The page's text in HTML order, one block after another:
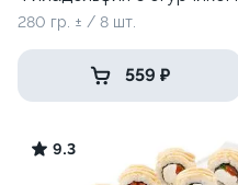
280 гр. ± / 8 шт.
559 ₽
9.3